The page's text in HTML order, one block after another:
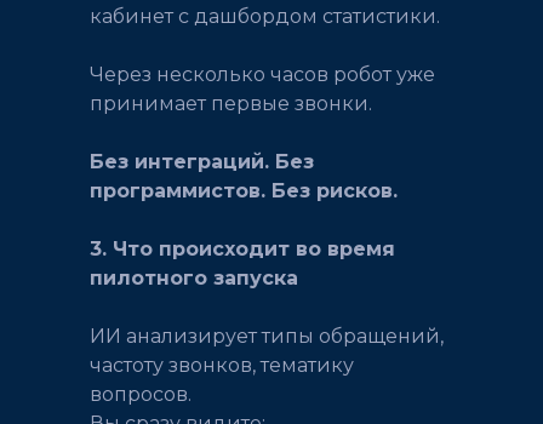
кабинет с дашбордом статистики.
Через несколько часов робот уже
принимает первые звонки.
Без интеграций. Без
программистов. Без рисков.
3. Что происходит во время
пилотного запуска
ИИ анализирует типы обращений,
частоту звонков, тематику
вопросов.